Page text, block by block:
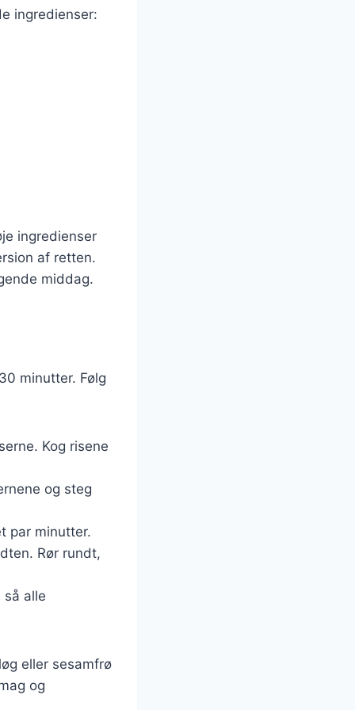
ingredienser:
ingredienser
af retten.
middag.
minutter. Følg
Kog risene
og steg
par minutter.
Rør rundt,
alle
eller sesamfrø
og